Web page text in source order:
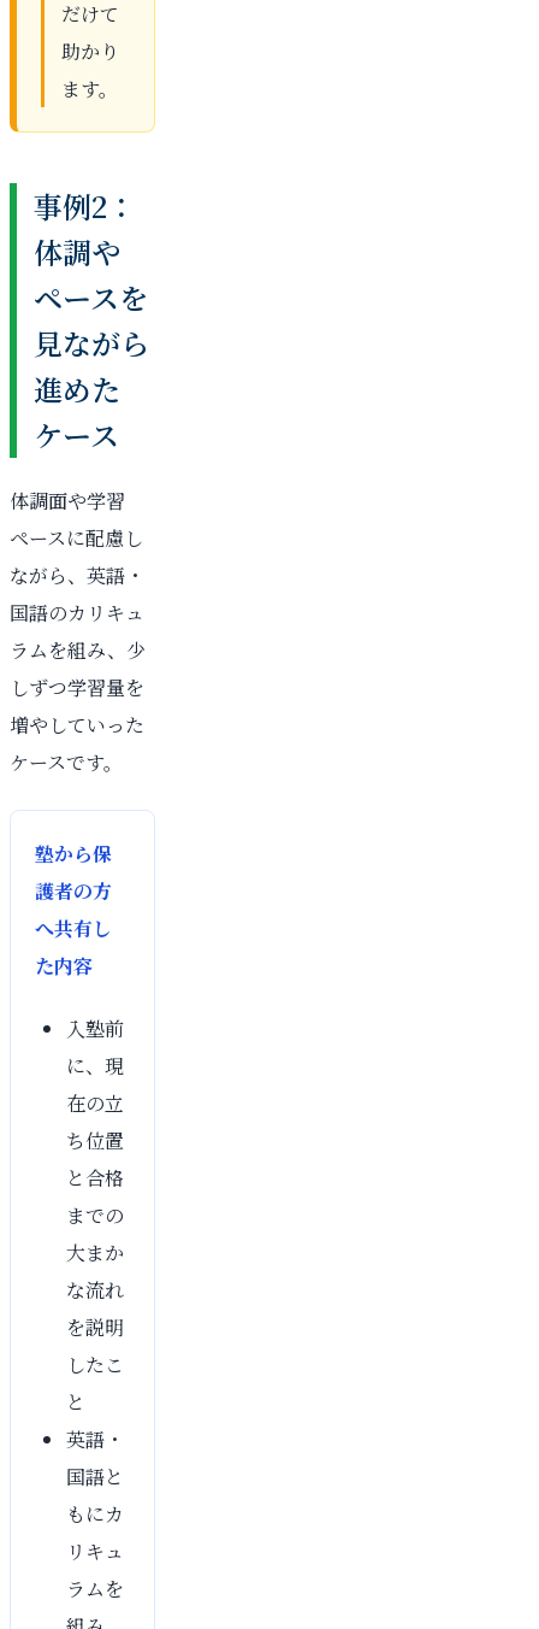
だけて
助かり
ます。
事例2：
体調や
ペースを
見ながら
進めた
ケース
体調面や学習
ペースに配慮し
ながら、英語・
国語のカリキュ
ラムを組み、少
しずつ学習量を
増やしていった
ケースです。
塾から保
護者の方
へ共有し
た内容
入塾前
に、現
在の立
ち位置
と合格
までの
大まか
な流れ
を説明
したこ
と
英語・
国語と
もにカ
リキュ
ラムを